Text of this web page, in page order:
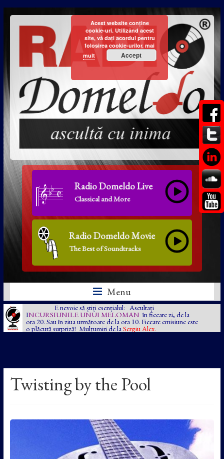
Radio Domeldo Live
Classical and More
Radio Domeldo Movie
The Best of Soundtracks
Menu
E nevoie să știți esențialul: Ascultați
INCURSIUNILE UNUI MELOMAN în fiecare zi, de la
ora 20. Sau în ziua următoare de la ora 10. Fiecare emisiune este
o plăcută surpriză! Mulțumiri de la Sergiu Alex.
Twisting by the Pool
Acest website conține
cookie-uri. Utilizând acest
site, vă dați acordul pentru
folosirea cookie-urilor. mai
mult
Accept